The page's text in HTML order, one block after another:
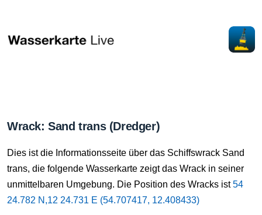
Wrack: Sand trans (Dredger)
Dies ist die Informationsseite über das Schiffswrack Sand
trans, die folgende Wasserkarte zeigt das Wrack in seiner
unmittelbaren Umgebung. Die Position des Wracks ist54
24.782 N,12 24.731 E (54.707417, 12.408433)